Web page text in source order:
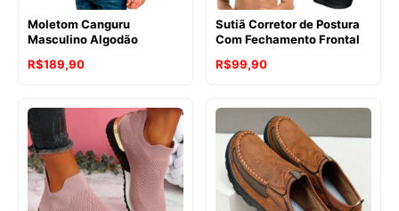
Moletom Canguru
Masculino Algodão
R$189,90
Sutiã Corretor de Postura
Com Fechamento Frontal
R$99,90